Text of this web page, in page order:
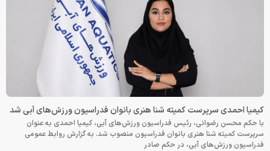
کیمیا احمدی سرپرست کمیته شنا هنری بانوان فدراسیون ورزش‌های آبی شد
با حکم محسن رضوانی، رئیس فدراسیون ورزش‌های آبی، کیمیا احمدی به عنوان
سرپرست کمیته شنا هنری بانوان فدراسیون منصوب شد. به گزارش روابط عمومی
فدراسیون ورزش‌های آبی، در حکم صادر